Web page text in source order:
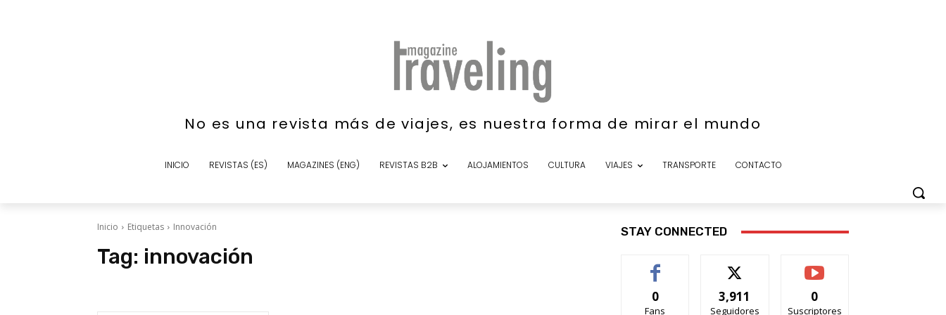
No es una revista más de viajes, es nuestra forma de mirar el mundo
INICIO REVISTAS (ES) MAGAZINES (ENG) REVISTAS B2B ALOJAMIENTOS CULTURA VIAJES TRANSPORTE CONTACTO
Inicio Etiquetas Innovación
Tag: innovación
STAY CONNECTED
0
Fans
3,911
Seguidores
0
Suscriptores